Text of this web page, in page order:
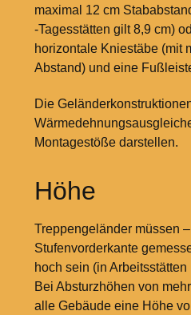
maximal 12 cm
-Tagesstätten gilt 8,9 cm)
horizontale Kniestäbe (mit
Abstand) und eine
Die
Montagestöße darstellen.
Höhe
Treppengeländer müssen
Stufenvorderkante
hoch sein (in
Bei Absturzhöhen von
alle Gebäude eine Höhe